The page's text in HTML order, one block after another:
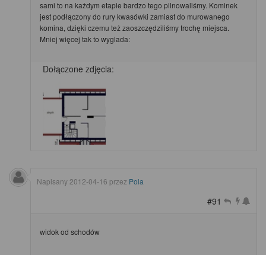
sami to na każdym etapie bardzo tego pilnowaliśmy. Kominek
jest podłączony do rury kwasówki zamiast do murowanego
komina, dzięki czemu też zaoszczędziliśmy trochę miejsca.
Mniej więcej tak to wyglada:
Dołączone zdjęcia:
Napisany 2012-04-16 przez Pola
#91
widok od schodów